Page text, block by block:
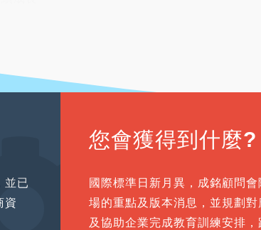
並已
資
您會獲得到什麼?
國際標準日新月異，成銘顧問
場的重點及版本消息，並規劃
及協助企業完成教育訓練安排，